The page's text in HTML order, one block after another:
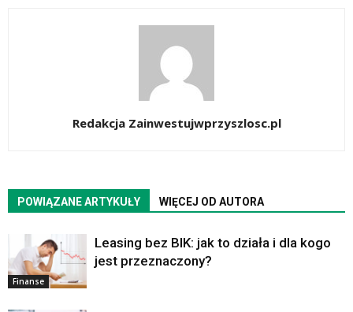
Redakcja Zainwestujwprzyszlosc.pl
POWIĄZANE ARTYKUŁY WIĘCEJ OD AUTORA
Finanse
Leasing bez BIK: jak to działa i dla kogo
jest przeznaczony?